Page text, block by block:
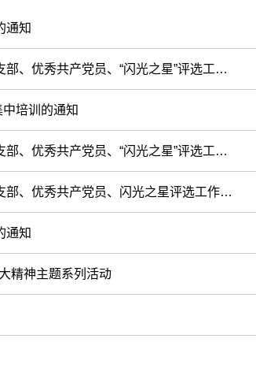
通知
秀共产党员、“闪光之星”评选工作的...
培训的通知
秀共产党员、“闪光之星”评选工作的...
优秀共产党员、闪光之星评选工作的通知
通知
精神主题系列活动